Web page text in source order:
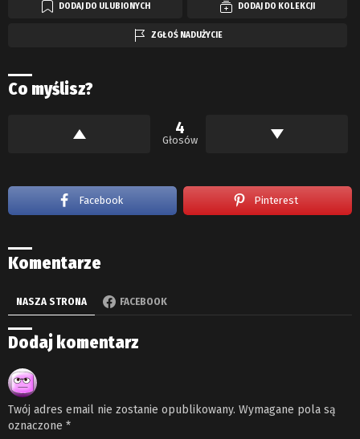
DODAJ DO ULUBIONYCH DODAJ DO KOLEKCJI
ZGŁOŚ NADUŻYCIE
Co myślisz?
4
Głosów
Facebook Pinterest
Komentarze
NASZA STRONA FACEBOOK
Dodaj komentarz
Twój adres email nie zostanie opublikowany. Wymagane pola są
oznaczone *